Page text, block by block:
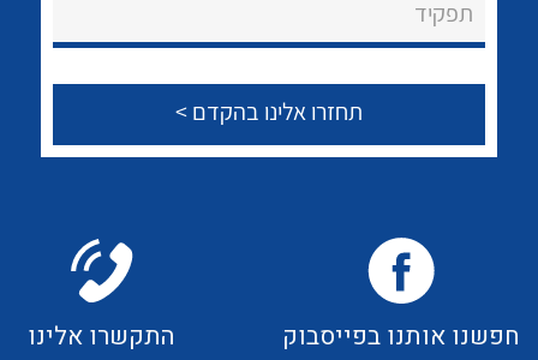
צור קשר
לכל מוצרי היצרן
תפקיד
חפשנו אותנו בפייסבוק התקשרו אלינו